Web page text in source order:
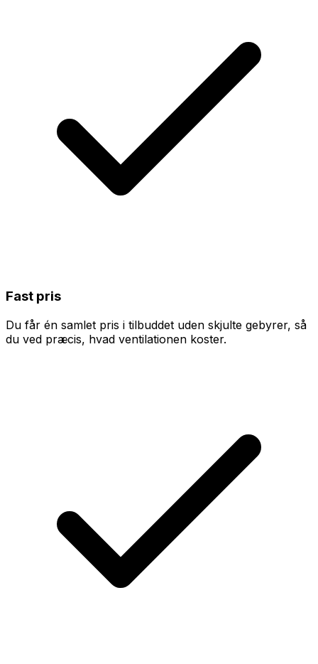
Fast pris
Du får én samlet pris i tilbuddet uden skjulte gebyrer, så
du ved præcis, hvad ventilationen koster.